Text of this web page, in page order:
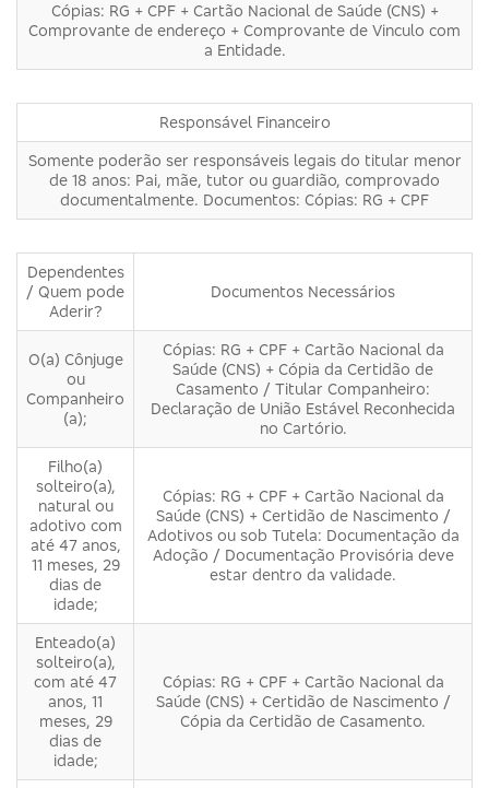
Cópias: RG + CPF + Cartão Nacional de Saúde (CNS) +
Comprovante de endereço + Comprovante de Vinculo com
a Entidade.
Responsável Financeiro
Somente poderão ser responsáveis legais do titular menor
de 18 anos: Pai, mãe, tutor ou guardião, comprovado
documentalmente. Documentos: Cópias: RG + CPF
Dependentes
/ Quem pode
Aderir?
Documentos Necessários
O(a) Cônjuge
ou
Companheiro
(a);
Cópias: RG + CPF + Cartão Nacional da
Saúde (CNS) + Cópia da Certidão de
Casamento / Titular Companheiro:
Declaração de União Estável Reconhecida
no Cartório.
Filho(a)
solteiro(a),
natural ou
adotivo com
até 47 anos,
11 meses, 29
dias de
idade;
Cópias: RG + CPF + Cartão Nacional da
Saúde (CNS) + Certidão de Nascimento /
Adotivos ou sob Tutela: Documentação da
Adoção / Documentação Provisória deve
estar dentro da validade.
Enteado(a)
solteiro(a),
com até 47
anos, 11
meses, 29
dias de
idade;
Cópias: RG + CPF + Cartão Nacional da
Saúde (CNS) + Certidão de Nascimento /
Cópia da Certidão de Casamento.